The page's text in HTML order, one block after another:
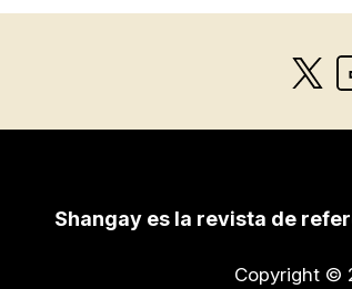
Shangay es la revista de
Copyright ©